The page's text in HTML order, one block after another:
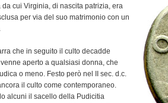
da cui Virginia, di nascita patrizia, era
per via del suo matrimonio con un
che in seguito il culto decadde
aperto a qualsiasi donna, che
o meno. Festo però nel II sec. d.c.
il culto come contemporaneo.
alcuni il sacello della Pudicitia